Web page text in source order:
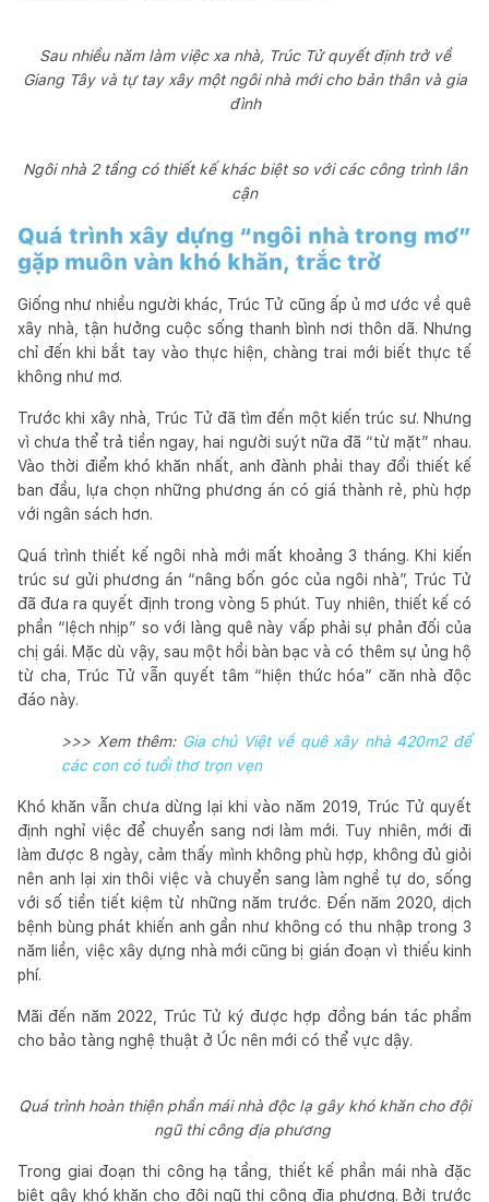
Sau nhiều năm làm việc xa nhà, Trúc Tử quyết định trở về
Giang Tây và tự tay xây một ngôi nhà mới cho bản thân và gia
đình
Ngôi nhà 2 tầng có thiết kế khác biệt so với các công trình lân
cận
Quá trình xây dựng “ngôi nhà trong mơ”
gặp muôn vàn khó khăn, trắc trở
Giống như nhiều người khác, Trúc Tử cũng ấp ủ mơ ước về quê
xây nhà, tận hưởng cuộc sống thanh bình nơi thôn dã. Nhưng
chỉ đến khi bắt tay vào thực hiện, chàng trai mới biết thực tế
không như mơ.
Trước khi xây nhà, Trúc Tử đã tìm đến một kiến trúc sư. Nhưng
vì chưa thể trả tiền ngay, hai người suýt nữa đã “từ mặt” nhau.
Vào thời điểm khó khăn nhất, anh đành phải thay đổi thiết kế
ban đầu, lựa chọn những phương án có giá thành rẻ, phù hợp
với ngân sách hơn.
Quá trình thiết kế ngôi nhà mới mất khoảng 3 tháng. Khi kiến
trúc sư gửi phương án “nâng bốn góc của ngôi nhà”, Trúc Tử
đã đưa ra quyết định trong vòng 5 phút. Tuy nhiên, thiết kế có
phần “lệch nhịp” so với làng quê này vấp phải sự phản đối của
chị gái. Mặc dù vậy, sau một hồi bàn bạc và có thêm sự ủng hộ
từ cha, Trúc Tử vẫn quyết tâm “hiện thức hóa” căn nhà độc
đáo này.
>>> Xem thêm: Gia chủ Việt về quê xây nhà 420m2 để
các con có tuổi thơ trọn vẹn
Khó khăn vẫn chưa dừng lại khi vào năm 2019, Trúc Tử quyết
định nghỉ việc để chuyển sang nơi làm mới. Tuy nhiên, mới đi
làm được 8 ngày, cảm thấy mình không phù hợp, không đủ giỏi
nên anh lại xin thôi việc và chuyển sang làm nghề tự do, sống
với số tiền tiết kiệm từ những năm trước. Đến năm 2020, dịch
bệnh bùng phát khiến anh gần như không có thu nhập trong 3
năm liền, việc xây dựng nhà mới cũng bị gián đoạn vì thiếu kinh
phí.
Mãi đến năm 2022, Trúc Tử ký được hợp đồng bán tác phẩm
cho bảo tàng nghệ thuật ở Úc nên mới có thể vực dậy.
Quá trình hoàn thiện phần mái nhà độc lạ gây khó khăn cho đội
ngũ thi công địa phương
Trong giai đoạn thi công hạ tầng, thiết kế phần mái nhà đặc
biệt gây khó khăn cho đội ngũ thi công địa phương. Bởi trước